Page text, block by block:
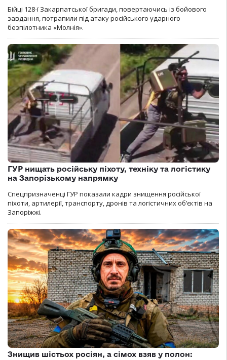
Бійці 128-ї Закарпатської бригади, повертаючись із бойового
завдання, потрапили під атаку російського ударного
безпілотника «Молнія».
ГУР нищать російську піхоту, техніку та логістику
на Запорізькому напрямку
Спецпризначенці ГУР показали кадри знищення російської
піхоти, артилерії, транспорту, дронів та логістичних об’єктів на
Запоріжжі.
Знищив шістьох росіян, а сімох взяв у полон: